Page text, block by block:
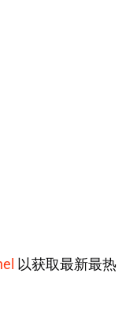
以获取最新最热